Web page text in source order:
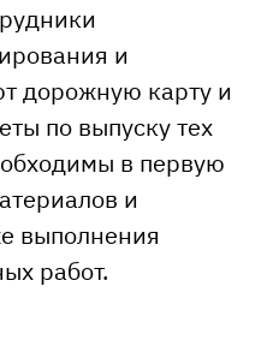
и
дорожную карту и
по выпуску тех
в первую
и
выполнения
работ.